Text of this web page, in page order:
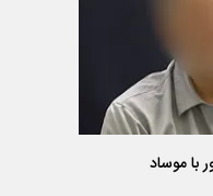
با موساد